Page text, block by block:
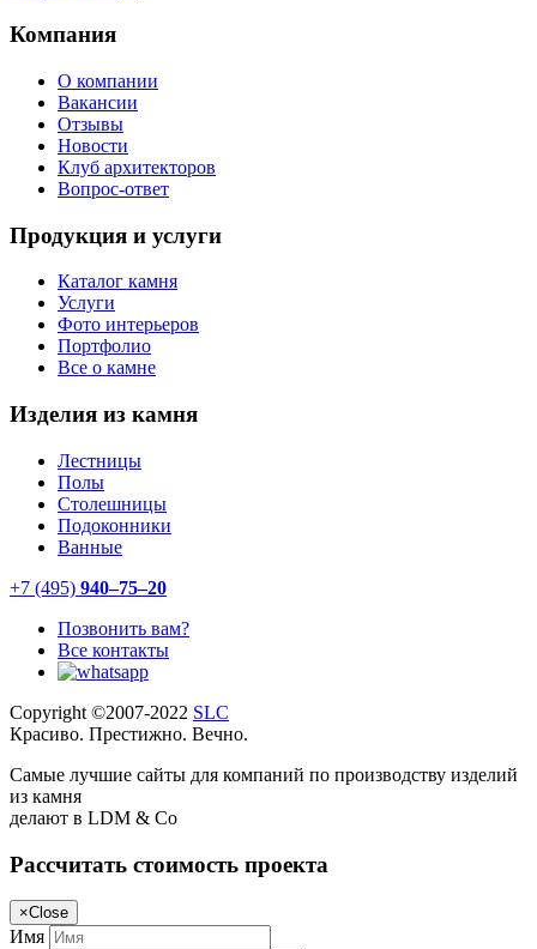
Компания
О компании
Вакансии
Отзывы
Новости
Клуб архитекторов
Вопрос-ответ
Продукция и услуги
Каталог камня
Услуги
Фото интерьеров
Портфолио
Все о камне
Изделия из камня
Лестницы
Полы
Столешницы
Подоконники
Ванные
+7 (495) 940–75–20
Позвонить вам?
Все контакты
Copyright ©2007-2022 SLC
Красиво. Престижно. Вечно.
Самые лучшие сайты для компаний по производству изделий
из камня
делают в LDM & Co
Рассчитать стоимость проекта
×Close
Имя